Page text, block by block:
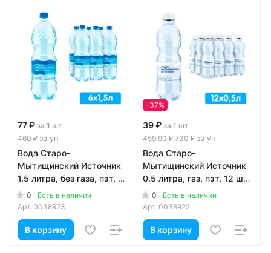
77 ₽ за 1 шт
460 ₽ за уп
Вода Старо-
Мытищинский Источник
1.5 литра, без газа, пэт, 6
шт. в уп.
0
Есть в наличии
Арт. 0038923
В корзину
-37%
39 ₽ за 1 шт
459.90 ₽ 730 ₽ за уп
Вода Старо-
Мытищинский Источник
0.5 литра, газ, пэт, 12 шт.
в уп.
0
Есть в наличии
Арт. 0038922
В корзину